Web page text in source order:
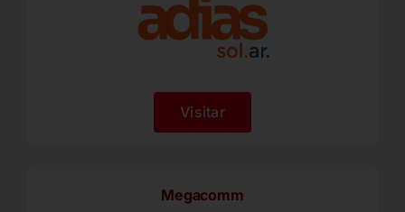
Visitar
Megacomm